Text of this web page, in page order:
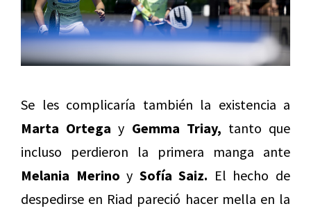
Se les complicaría también la existencia a
Marta Ortega y Gemma Triay, tanto que
incluso perdieron la primera manga ante
Melania Merino y Sofía Saiz. El hecho de
despedirse en Riad pareció hacer mella en la